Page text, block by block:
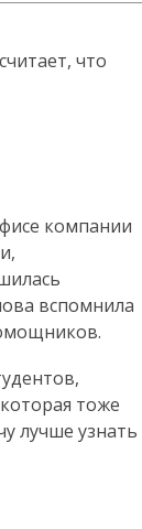
что
компании
вспомнила
тоже
лучше узнать